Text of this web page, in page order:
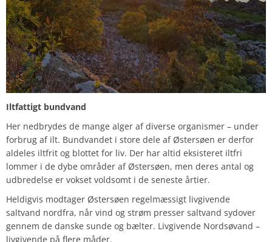
Iltfattigt bundvand
Her nedbrydes de mange alger af diverse organismer – under
forbrug af ilt. Bundvandet i store dele af Østersøen er derfor
aldeles iltfrit og blottet for liv. Der har altid eksisteret iltfri
lommer i de dybe områder af Østersøen, men deres antal og
udbredelse er vokset voldsomt i de seneste årtier.
Heldigvis modtager Østersøen regelmæssigt livgivende
saltvand nordfra, når vind og strøm presser saltvand sydover
gennem de danske sunde og bælter. Livgivende Nordsøvand –
livgivende på flere måder.